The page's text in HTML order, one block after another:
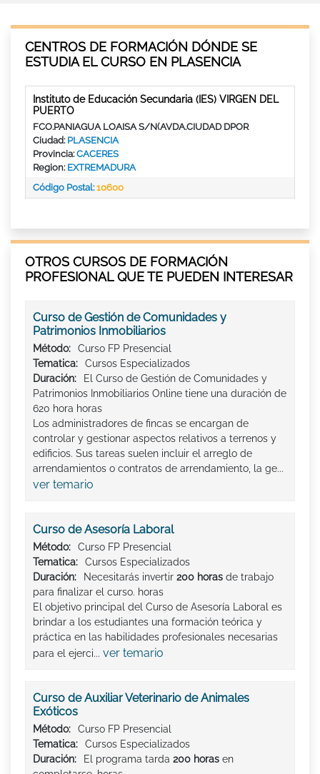
CENTROS DE FORMACIÓN DÓNDE SE
ESTUDIA EL CURSO EN PLASENCIA
Instituto de Educación Secundaria (IES) VIRGEN DEL
PUERTO
FCO.PANIAGUA LOAISA S/N(AVDA.CIUDAD DPOR
Ciudad: PLASENCIA
Provincia:CACERES
Region: EXTREMADURA
Código Postal:10600
OTROS CURSOS DE FORMACIÓN
PROFESIONAL QUE TE PUEDEN INTERESAR
Curso de Gestión de Comunidades y
Patrimonios Inmobiliarios
Método:
Curso FP Presencial
Tematica:
Cursos Especializados
Duración:
El Curso de Gestión de Comunidades y
Patrimonios Inmobiliarios Online tiene una duración de
620 hora horas
Los administradores de fincas se encargan de
controlar y gestionar aspectos relativos a terrenos y
edificios. Sus tareas suelen incluir el arreglo de
arrendamientos o contratos de arrendamiento, la ge...
ver temario
Curso de Asesoría Laboral
Método:
Curso FP Presencial
Tematica:
Cursos Especializados
Duración:
Necesitarás invertir 200 horas de trabajo
para finalizar el curso. horas
El objetivo principal del Curso de Asesoría Laboral es
brindar a los estudiantes una formación teórica y
práctica en las habilidades profesionales necesarias
para el ejerci... ver temario
Curso de Auxiliar Veterinario de Animales
Exóticos
Método:
Curso FP Presencial
Tematica:
Cursos Especializados
Duración:
El programa tarda 200 horas en